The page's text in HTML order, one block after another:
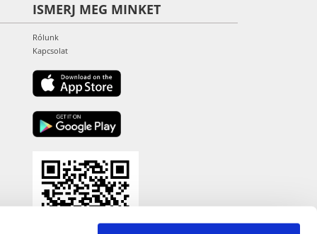
ISMERJ MEG MINKET
Rólunk
Kapcsolat